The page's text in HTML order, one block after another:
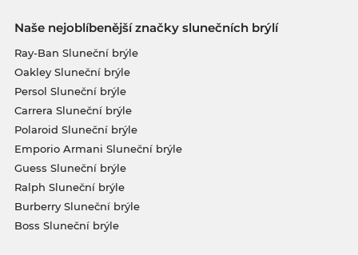
Naše nejoblíbenější značky slunečních brýlí
Ray-Ban Sluneční brýle
Oakley Sluneční brýle
Persol Sluneční brýle
Carrera Sluneční brýle
Polaroid Sluneční brýle
Emporio Armani Sluneční brýle
Guess Sluneční brýle
Ralph Sluneční brýle
Burberry Sluneční brýle
Boss Sluneční brýle